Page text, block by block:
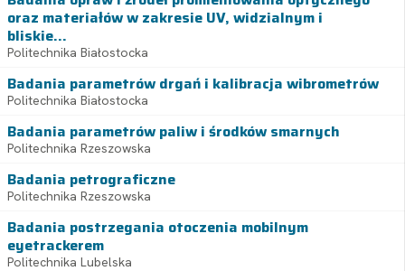
oraz materiałów w zakresie UV, widzialnym i
bliskie...
Politechnika Białostocka
Badania parametrów drgań i kalibracja wibrometrów
Politechnika Białostocka
Badania parametrów paliw i środków smarnych
Politechnika Rzeszowska
Badania petrograficzne
Politechnika Rzeszowska
Badania postrzegania otoczenia mobilnym
eyetrackerem
Politechnika Lubelska